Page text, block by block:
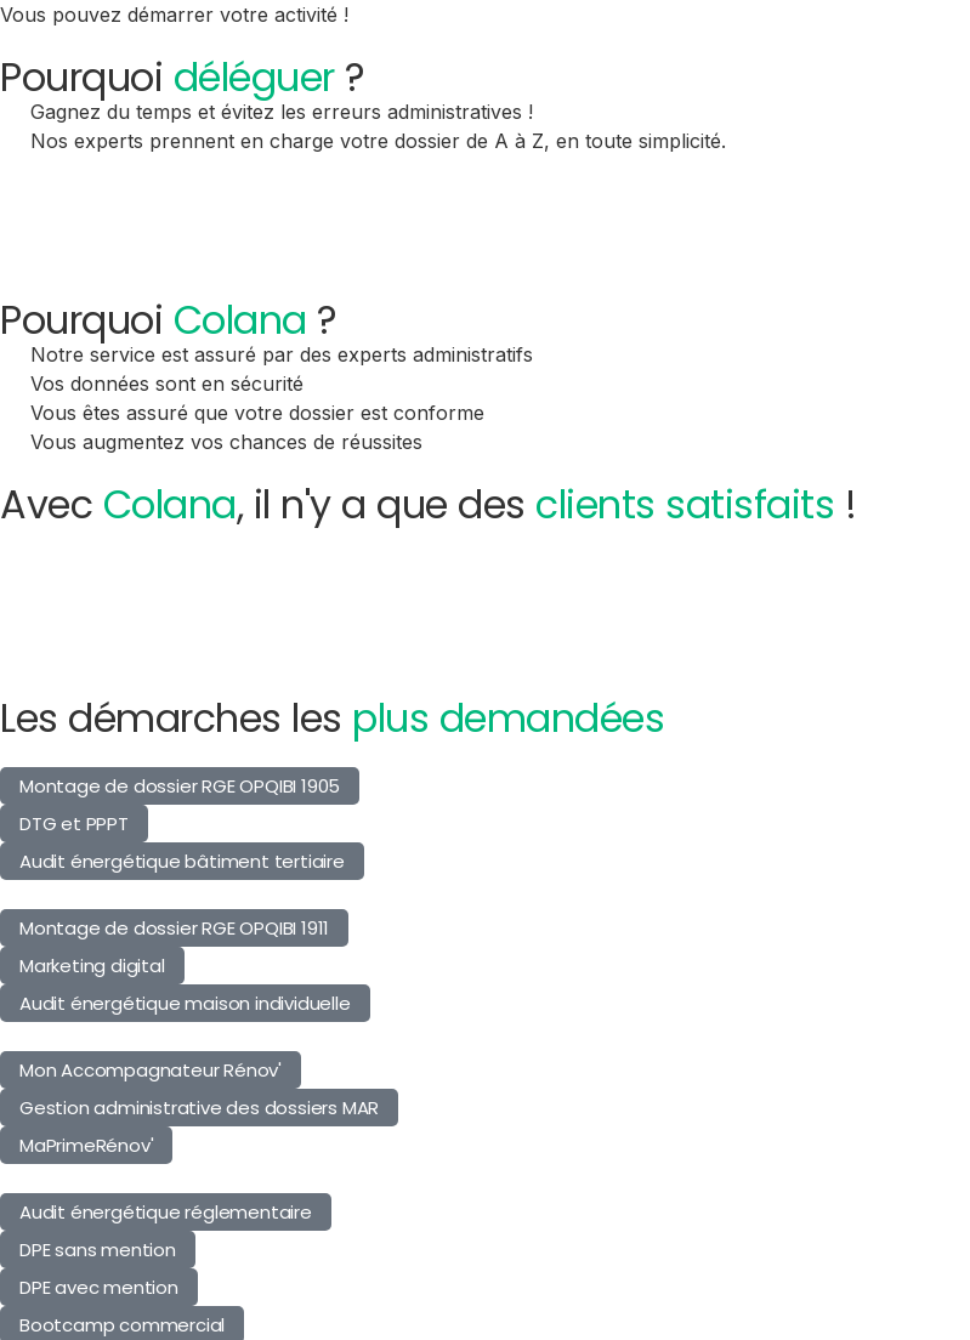
Vous pouvez démarrer votre activité !
Pourquoi déléguer?
Gagnez du temps et évitez les erreurs administratives !
Nos experts prennent en charge votre dossier de A à Z, en toute simplicité.
Pourquoi Colana ?
Notre service est assuré par des experts administratifs
Vos données sont en sécurité
Vous êtes assuré que votre dossier est conforme
Vous augmentez vos chances de réussites
Avec Colana, il n'y a que des clients satisfaits !
Les démarches les plus demandées
Montage de dossier RGE OPQIBI 1905
DTG et PPPT
Audit énergétique bâtiment tertiaire
Montage de dossier RGE OPQIBI 1911
Marketing digital
Audit énergétique maison individuelle
Mon Accompagnateur Rénov'
Gestion administrative des dossiers MAR
MaPrimeRénov'
Audit énergétique réglementaire
DPE sans mention
DPE avec mention
Bootcamp commercial